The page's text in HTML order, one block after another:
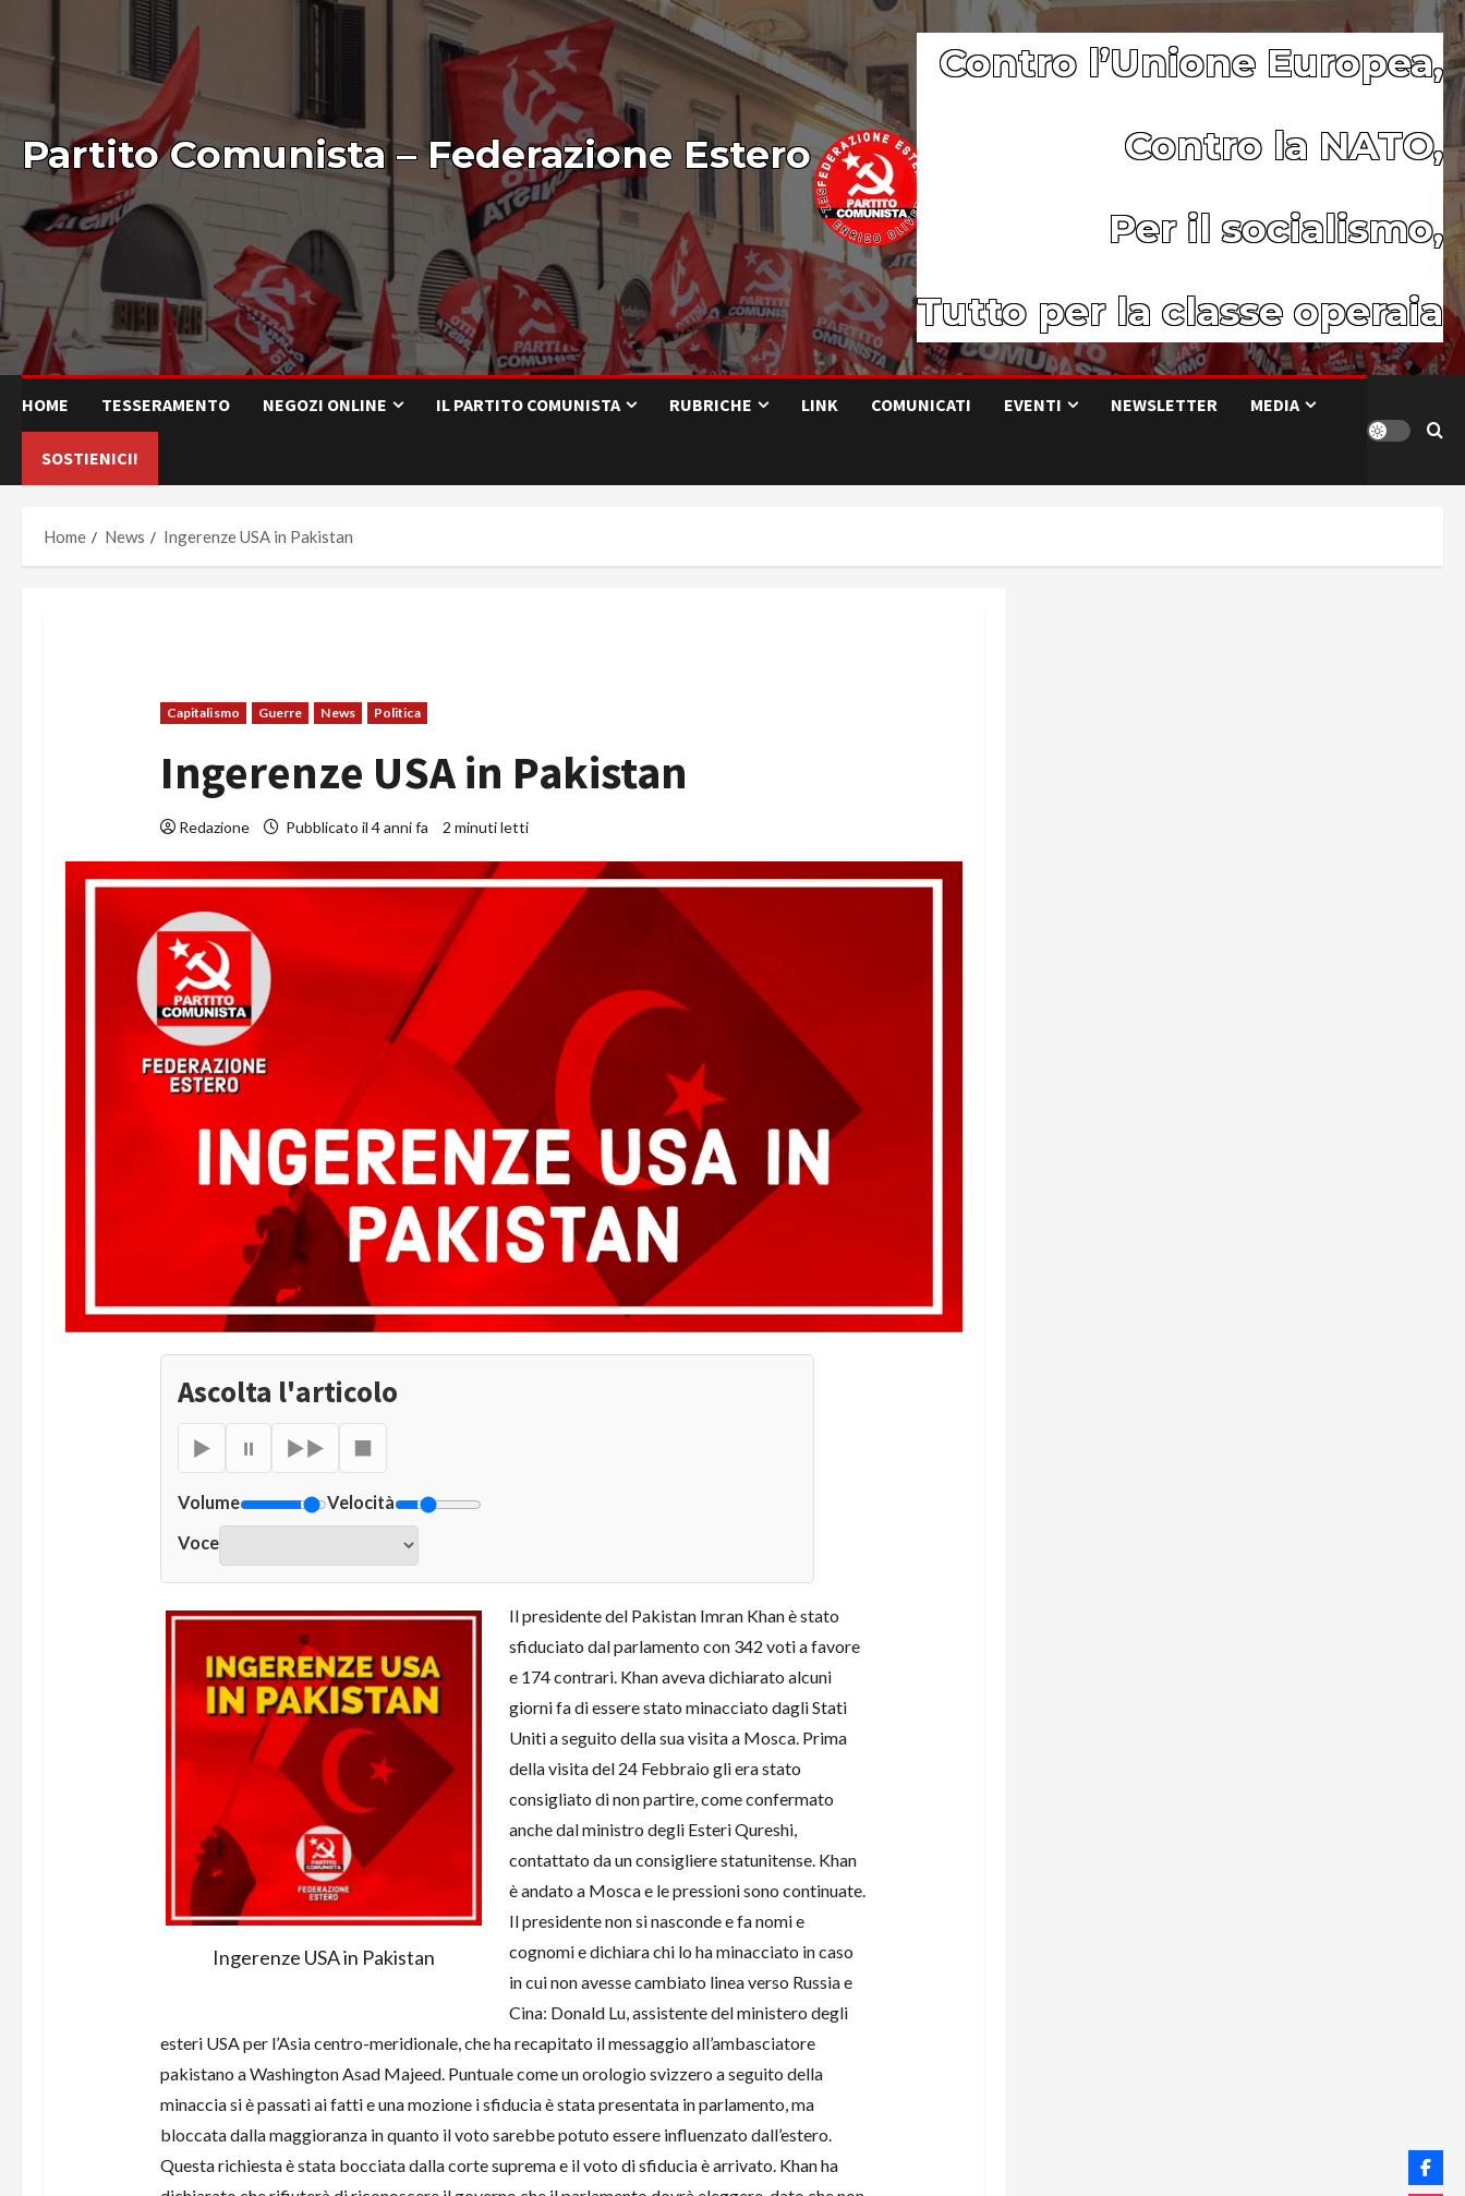
Partito Comunista – Federazione Estero
Contro l’Unione Europea,
Contro la NATO,
Per il socialismo,
Tutto per la classe operaia
HOME TESSERAMENTO NEGOZI ONLINE IL PARTITO COMUNISTA RUBRICHE LINK COMUNICATI EVENTI NEWSLETTER MEDIA
SOSTIENICI!
Home News Ingerenze USA in Pakistan
Capitalismo Guerre News Politica
Ingerenze USA in Pakistan
Redazione Pubblicato il 4 anni fa 2 minuti letti
Ascolta l'articolo
▶ ⏸ ▶▶ ■
Volume
Velocità
Voce
Ingerenze USA in Pakistan
Il presidente del Pakistan Imran Khan è stato
sfiduciato dal parlamento con 342 voti a favore
e 174 contrari. Khan aveva dichiarato alcuni
giorni fa di essere stato minacciato dagli Stati
Uniti a seguito della sua visita a Mosca. Prima
della visita del 24 Febbraio gli era stato
consigliato di non partire, come confermato
anche dal ministro degli Esteri Qureshi,
contattato da un consigliere statunitense. Khan
è andato a Mosca e le pressioni sono continuate.
Il presidente non si nasconde e fa nomi e
cognomi e dichiara chi lo ha minacciato in caso
in cui non avesse cambiato linea verso Russia e
Cina: Donald Lu, assistente del ministero degli
esteri USA per l’Asia centro-meridionale, che ha recapitato il messaggio all’ambasciatore
pakistano a Washington Asad Majeed. Puntuale come un orologio svizzero a seguito della
minaccia si è passati ai fatti e una mozione i sfiducia è stata presentata in parlamento, ma
bloccata dalla maggioranza in quanto il voto sarebbe potuto essere influenzato dall’estero.
Questa richiesta è stata bocciata dalla corte suprema e il voto di sfiducia è arrivato. Khan ha